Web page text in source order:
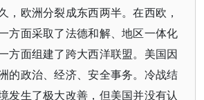
，欧洲分裂成东西两半。在西欧，
方面采取了法德和解、地区一体化
方面组建了跨大西洋联盟。美国因
的政治、经济、安全事务。冷战结
发生了极大改善，但美国并没有认